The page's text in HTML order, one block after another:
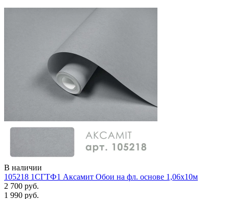
В наличии
105218 1СГТФ1 Аксамит Обои на фл. основе 1,06х10м
2 700 руб.
1 990 руб.